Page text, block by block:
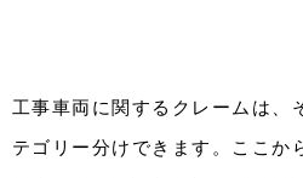
工事車両に関するクレームは、
テゴリー分けできます。ここか